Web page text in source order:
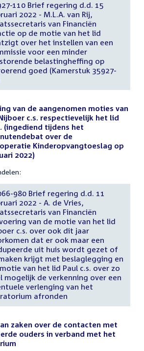
110 Brief regering d.d. 15
2022 - M.L.A. van Rij,
van Financiën
op de motie van het lid
over het instellen van een
voor een minder
belastingheffing op
goed (Kamerstuk 35927-
van de aangenomen moties van
c.s. respectievelijk het lid
(ingediend tijdens het
over de
Kinderopvangtoeslag op
2022)
980 Brief regering d.d. 11
2022 - A. de Vries,
van Financiën
van de motie van het lid
c.s. over ook dit jaar
dat er ook maar een
uit huis wordt gezet of
krijgt met beslaglegging en
van het lid Paul c.s. over zo
mogelijk de verkenning over een
verlenging van het
afronden
zaken over de contacten met
ouders in verband met het